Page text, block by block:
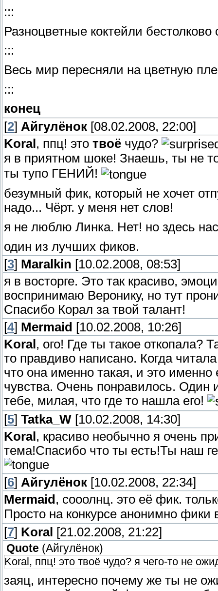
:::
Разноцветные коктейли бестолково
:::
Весь мир пересняли на цветную
:::
конец
[2] Айгулёнок [08.02.2008, 22:00]
Koral, ппц! это твоё чудо?
я в приятном шоке! Знаешь, ты не
ты тупо ГЕНИЙ!
безумный фик, который не хочет
надо... Чёрт. у меня нет слов!
я не люблю Линка. Нет! но здесь
один из лучших фиков.
[3] Maralkin [10.02.2008, 08:53]
я в восторге. Это так красиво,
воспринимаю Веронику, но тут
Спасибо Корал за твой талант!
[4] Mermaid [10.02.2008, 10:26]
Koral, ого! Где ты такое откопала?
то правдиво написано. Когда
что она именно такая, и это
чувства. Очень понравилось. Один
тебе, милая, что где то нашла его!
[5] Tatka_W [10.02.2008, 14:30]
Koral, красиво необычно я очень
тема!Спасибо что ты есть!Ты наш
[6] Айгулёнок [10.02.2008, 22:34]
Mermaid, сооолнц. это её фик.
Просто на конкурсе анонимно
[7] Koral [21.02.2008, 21:22]
Quote (Айгулёнок)
Koral, ппц! это твоё чудо? я чего-то не
заяц, интересно почему же ты не